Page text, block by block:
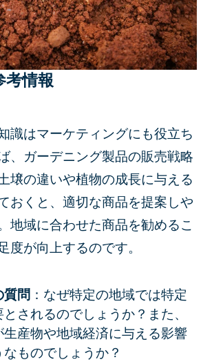
考情報
識はマーケティングにも役立ち
、ガーデニング製品の販売戦略
壌の違いや植物の成長に与える
おくと、適切な商品を提案しや
地域に合わせた商品を勧めるこ
度が向上するのです。
質問 ：なぜ特定の地域では特定
されるのでしょうか？また、
生産物や地域経済に与える影響
ものでしょうか？